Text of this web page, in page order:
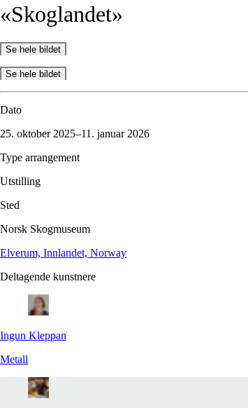
«Skoglandet»
Se hele bildet
Se hele bildet
Dato
25. oktober 2025–11. januar 2026
Type arrangement
Utstilling
Sted
Norsk Skogmuseum
Elverum, Innlandet, Norway
Deltagende kunstnere
Ingun Kleppan
Metall